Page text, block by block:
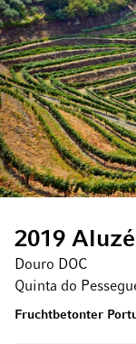
2019
Douro DOC
Quinta do
Fruchtbetonter